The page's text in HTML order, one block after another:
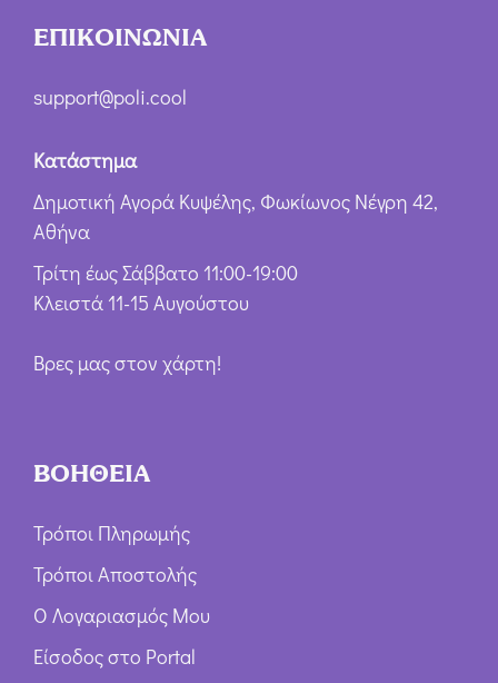
ΕΠΙΚΟΙΝΩΝΙΑ
support@poli.cool
Κατάστημα
Δημοτική Αγορά Κυψέλης, Φωκίωνος Νέγρη 42,
Αθήνα
Τρίτη έως Σάββατο 11:00-19:00
Κλειστά 11-15 Αυγούστου
Βρες μας στον χάρτη!
ΒΟΗΘΕΙΑ
Τρόποι Πληρωμής
Τρόποι Αποστολής
Ο Λογαριασμός Μου
Είσοδος στο Portal